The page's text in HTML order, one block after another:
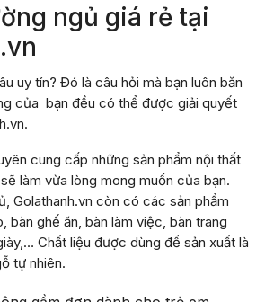
ngủ giá rẻ tại
uy tín? Đó là câu hỏi mà bạn luôn băn
của bạn đều có thể được giải quyết
cung cấp những sản phẩm nội thất
làm vừa lòng mong muốn của bạn.
Golathanh.vn còn có các sản phẩm
bàn ghế ăn, bàn làm việc, bàn trang
Chất liệu được dùng để sản xuất là
tự nhiên.